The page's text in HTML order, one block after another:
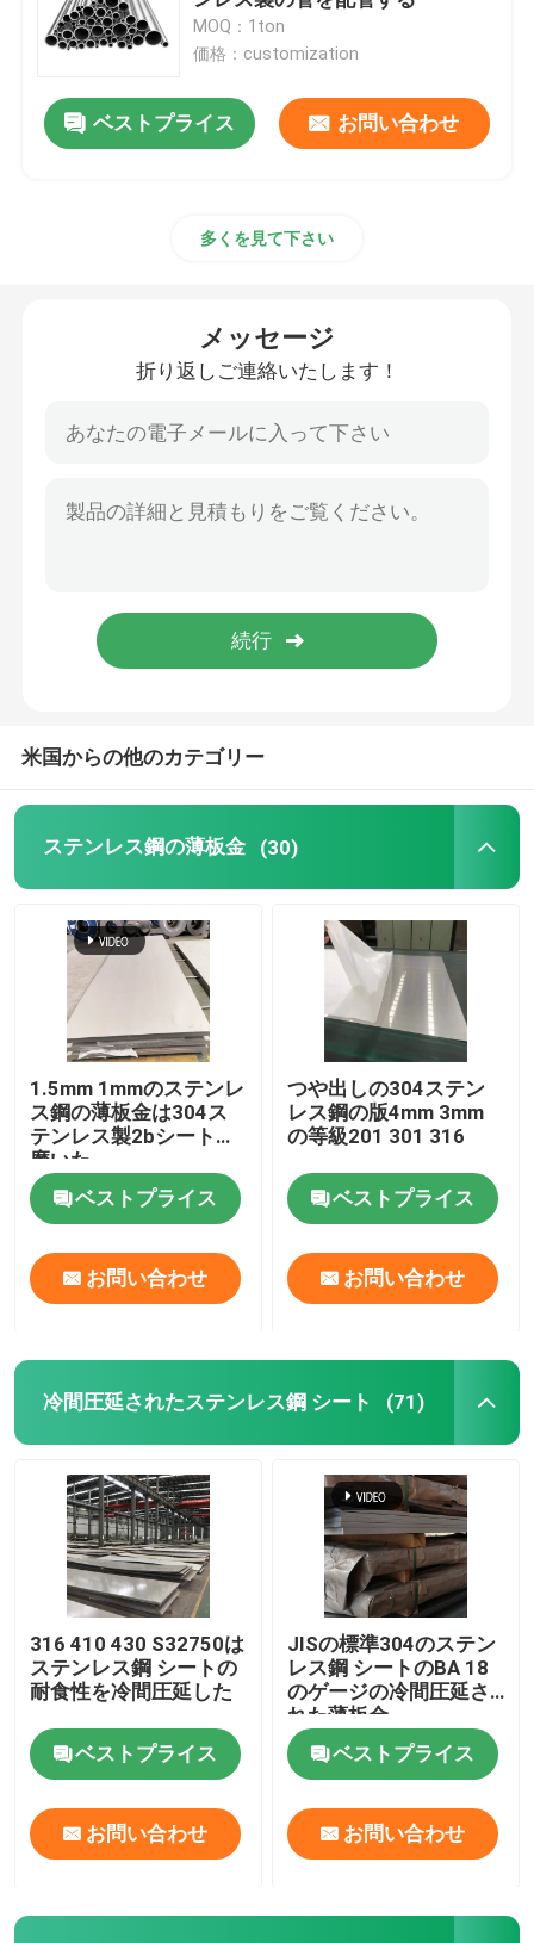
ステンレス鋼の薄板金
冷間圧延されたステンレス鋼 シート
冷間圧延されたステンレス鋼のコイル
つや出しのステンレス鋼のコイル
ステンレス鋼の継ぎ目が無い管
ステンレス鋼の丸棒
ステンレス角棒
ステンレス鋼のプロフィール
ステンレス鋼 ディスク
ステンレス鋼のストリップ
ステンレス鋼の管付属品
MOQ：1ton
価格：customization
ベストプライス お問い合わせ
多くを見て下さい
メッセージ
折り返しご連絡いたします！
米国からの他のカテゴリー
ステンレス鋼の薄板金 (30)
1.5mm 1mmのステンレ
ス鋼の薄板金は304ス
テンレス製2bシートを
磨いた
ベストプライス
お問い合わせ
つや出しの304ステン
レス鋼の版4mm 3mm
の等級201 301 316
ベストプライス
お問い合わせ
冷間圧延されたステンレス鋼 シート (71)
316 410 430 S32750は
ステンレス鋼 シートの
耐食性を冷間圧延した
ベストプライス
お問い合わせ
JISの標準304のステン
レス鋼 シートのBA 18
のゲージの冷間圧延さ
れた薄板金
ベストプライス
お問い合わせ